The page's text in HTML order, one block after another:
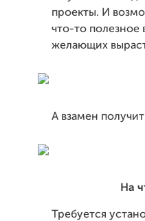
проекты. И
что-то полезное
желающих
А взамен
На
Требуется